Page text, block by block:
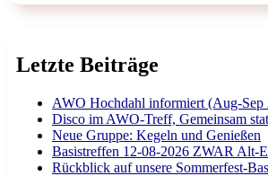
Letzte Beiträge
AWO Hochdahl informiert (Aug-Sep
Disco im AWO-Treff, Gemeinsam
Neue Gruppe: Kegeln und Genießen
Basistreffen 12-08-2026 ZWAR Alt-
Rückblick auf unsere Sommerfest-